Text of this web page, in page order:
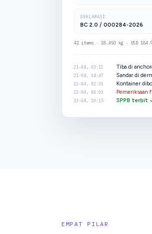
DEKLARASI
BC 2.0 / 000284-2026
42 items · 18.450 kg · USD
21-04, 03:12 Tiba di
21-04, 14:47 Sandar di
22-04, 02:31 Kontainer
22-04, 08:02 Pemeriksaan
23-04, 10:15 SPPB terbit
EMPAT PILAR